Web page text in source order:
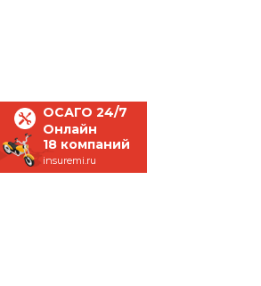
ОСАГО 24/7
Онлайн
18 компаний
insuremi.ru